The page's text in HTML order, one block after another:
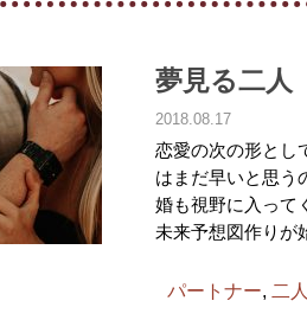
夢見る二人
2018.08.17
恋愛の次の形とし
はまだ早いと思う
婚も視野に入って
未来予想図作りが
パートナー, 二